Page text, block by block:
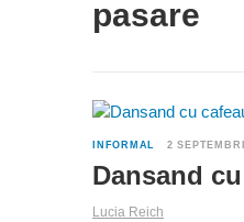
pasare
INFORMAL 2
Dansand
Lucia Reich